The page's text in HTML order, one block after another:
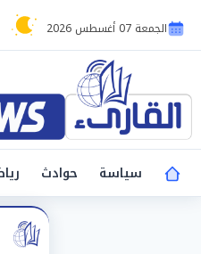
الجمعة 07 أغسطس 2026
سياسة
حوادث